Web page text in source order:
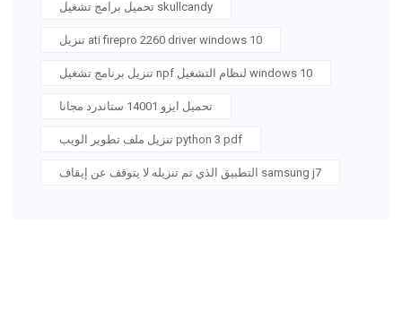
تحميل برامج تشغيل skullcandy
تنزيل ati firepro 2260 driver windows 10
تنزيل برنامج تشغيل npf لنظام التشغيل windows 10
تحميل ايزو 14001 ستاندرد مجانا
تنزيل ملف تطوير الويب python 3 pdf
التطبيق الذي تم تنزيله لا يتوقف عن إيقاف samsung j7